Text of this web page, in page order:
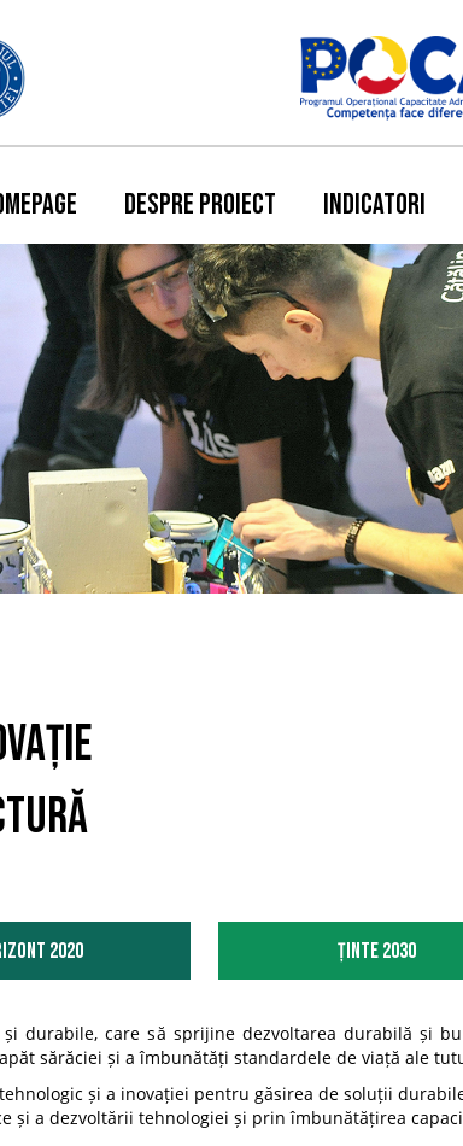
DESPRE PROIECT INDICATORI
2020 Ținte 2030
durabile, care să sprijine dezvoltarea durabilă și
sărăciei și a îmbunătăți standardele de viață ale
și a inovației pentru găsirea de soluții
și a dezvoltării tehnologiei și prin îmbunătățirea